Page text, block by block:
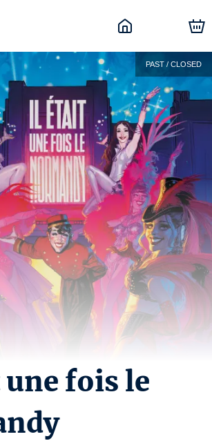
PAST / CLOSED
fois le